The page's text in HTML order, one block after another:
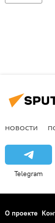
НОВОСТИ
Telegram
О проекте